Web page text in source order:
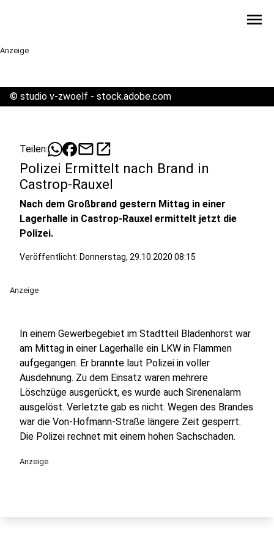
menu
Anzeige
© studio v-zwoelf - stock.adobe.com
Teilen: mailopen_in_new
Polizei Ermittelt nach Brand in
Castrop-Rauxel
Nach dem Großbrand gestern Mittag in einer
Lagerhalle in Castrop-Rauxel ermittelt jetzt die
Polizei.
Veröffentlicht: Donnerstag, 29.10.2020 08:15
Anzeige
In einem Gewerbegebiet im Stadtteil Bladenhorst war
am Mittag in einer Lagerhalle ein LKW in Flammen
aufgegangen. Er brannte laut Polizei in voller
Ausdehnung. Zu dem Einsatz waren mehrere
Löschzüge ausgerückt, es wurde auch Sirenenalarm
ausgelöst. Verletzte gab es nicht. Wegen des Brandes
war die Von-Hofmann-Straße längere Zeit gesperrt.
Die Polizei rechnet mit einem hohen Sachschaden.
Anzeige